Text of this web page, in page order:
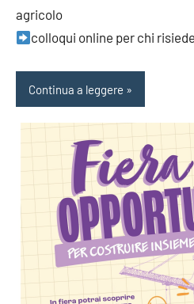
agricolo
colloqui online per chi
Continua a leggere